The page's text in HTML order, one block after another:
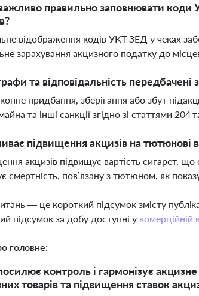
правильно заповнювати коди
відображення кодів УКТ ЗЕД у чеках
зарахування акцизного податку до
та відповідальність
придбання, зберігання або збут
та інші санкції згідно зі статтями
підвищення акцизів на тютюнові
акцизів підвищує вартість сигарет,
смертність, пов’язану з тютюном, як
— це короткий підсумок змісту
підсумок за добу доступні у комерційній
головне:
контроль і гармонізує
товарів та підвищення ставок